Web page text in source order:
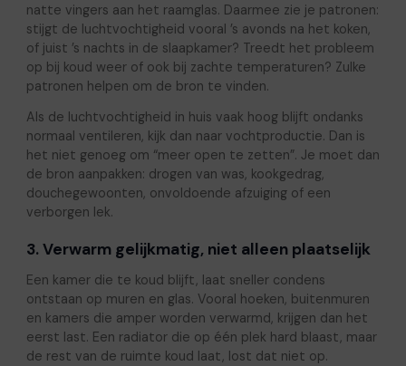
natte vingers aan het raamglas. Daarmee zie je patronen:
stijgt de luchtvochtigheid vooral ’s avonds na het koken,
of juist ’s nachts in de slaapkamer? Treedt het probleem
op bij koud weer of ook bij zachte temperaturen? Zulke
patronen helpen om de bron te vinden.
Als de luchtvochtigheid in huis vaak hoog blijft ondanks
normaal ventileren, kijk dan naar vochtproductie. Dan is
het niet genoeg om “meer open te zetten”. Je moet dan
de bron aanpakken: drogen van was, kookgedrag,
douchegewoonten, onvoldoende afzuiging of een
verborgen lek.
3. Verwarm gelijkmatig, niet alleen plaatselijk
Een kamer die te koud blijft, laat sneller condens
ontstaan op muren en glas. Vooral hoeken, buitenmuren
en kamers die amper worden verwarmd, krijgen dan het
eerst last. Een radiator die op één plek hard blaast, maar
de rest van de ruimte koud laat, lost dat niet op.